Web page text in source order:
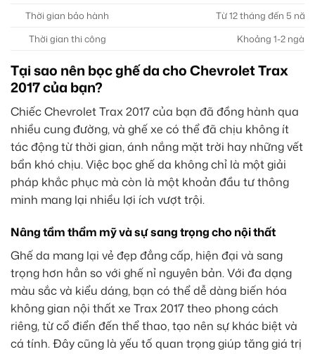
Thời gian bảo hành
Từ 12 tháng đến 5
Thời gian thi công
Khoảng 1-2 ngày
Tại sao nên bọc ghế da cho Chevrolet Trax
2017 của bạn?
Chiếc Chevrolet Trax 2017 của bạn đã đồng hành qua
nhiều cung đường, và ghế xe có thể đã chịu không ít
tác động từ thời gian, ánh nắng mặt trời hay những vết
bẩn khó chịu. Việc bọc ghế da không chỉ là một giải
pháp khắc phục mà còn là một khoản đầu tư thông
minh mang lại nhiều lợi ích vượt trội.
Nâng tầm thẩm mỹ và sự sang trọng cho nội thất
Ghế da mang lại vẻ đẹp đẳng cấp, hiện đại và sang
trọng hơn hẳn so với ghế nỉ nguyên bản. Với đa dạng
màu sắc và kiểu dáng, bạn có thể dễ dàng biến hóa
không gian nội thất xe Trax 2017 theo phong cách
riêng, từ cổ điển đến thể thao, tạo nên sự khác biệt và
cá tính. Đây cũng là yếu tố quan trọng giúp tăng giá trị